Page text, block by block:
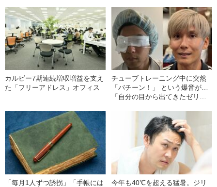
カルビー7期連続増収増益を支え
た「フリーアドレス」オフィス
チューブトレーニング中に突然
「バチーン！」 という爆音が…
「自分の目から出てきたゼリー
いました」柿谷や宇佐美ともプ
レーした“サッカー選手”が視覚障
害を負った“恐怖の瞬間”を明かす
「毎月1人ずつ誘拐」「手帳には
今年も40℃を超える猛暑。ジリ